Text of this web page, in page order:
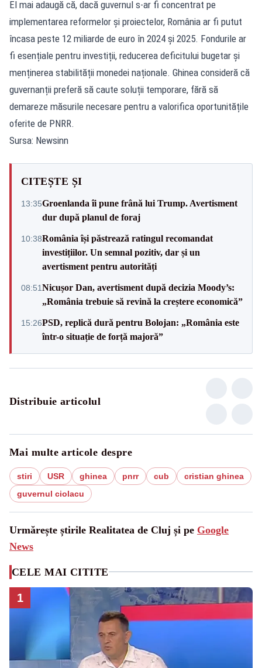
El mai adaugă că, dacă guvernul s-ar fi concentrat pe
implementarea reformelor și proiectelor, România ar fi putut
încasa peste 12 miliarde de euro în 2024 și 2025. Fondurile ar
fi esențiale pentru investiții, reducerea deficitului bugetar și
menținerea stabilității monedei naționale. Ghinea consideră că
guvernanții preferă să caute soluții temporare, fără să
demareze măsurile necesare pentru a valorifica oportunitățile
oferite de PNRR.
Sursa: Newsinn
CITEȘTE ȘI
13:35Groenlanda îi pune frână lui Trump. Avertisment
dur după planul de foraj
10:38România își păstrează ratingul recomandat
investițiilor. Un semnal pozitiv, dar și un
avertisment pentru autorități
08:51Nicușor Dan, avertisment după decizia Moody’s:
„România trebuie să revină la creștere economică”
15:26PSD, replică dură pentru Bolojan: „România este
într-o situație de forță majoră”
Distribuie articolul
Mai multe articole despre
stiri USR ghinea pnrr cub
cristian ghinea
guvernul ciolacu
Urmărește știrile Realitatea de Cluj și pe Google
News
CELE MAI CITITE
1